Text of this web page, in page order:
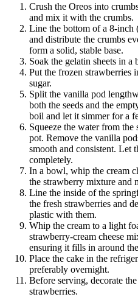
Crush the Oreos into
and mix it with the crumbs.
Line the bottom of a 8-inch
and distribute the crumbs
form a solid, stable base.
Soak the gelatin sheets in
Put the frozen strawberries
sugar.
Split the vanilla pod
both the seeds and the
boil and let it simmer for a
Squeeze the water from
pot. Remove the vanilla
smooth and consistent. Let
completely.
In a bowl, whip the cream
the strawberry mixture and
Line the inside of the
the fresh strawberries and
plastic with them.
Whip the cream to a light
strawberry-cream cheese
ensuring it fills in around
Place the cake in the
preferably overnight.
Before serving, decorate
strawberries.